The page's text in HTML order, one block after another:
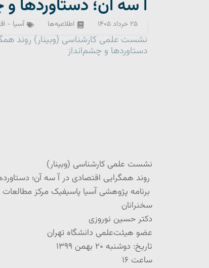
آ سه آن؛ دستاوردها
۲۵ خرداد ۱۴۰۵ اطلاعیه‌ها آسیا -
نشست علمی کارشناسی (وبینار) روند
دستاوردها و چشم‌انداز
نشست علمی کارشناسی (وبینار)
روند همگرایی اقتصادی در آ سه آن؛
برنامه پژوهشی آسیا پاسیفیک مرکز
سخنرانان
دکتر حسین نوروزی
عضو هیئت‌علمی دانشگاه تهران
تاریخ: دوشنبه ۲۰ بهمن ۱۳۹۹
ساعت ۱۶